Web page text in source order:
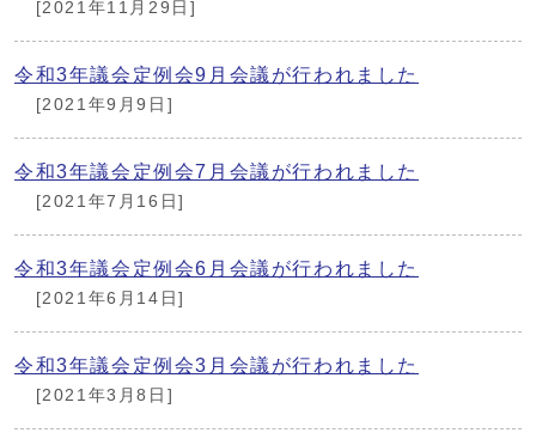
[2021年11月29日]
令和3年議会定例会9月会議が行われました
[2021年9月9日]
令和3年議会定例会7月会議が行われました
[2021年7月16日]
令和3年議会定例会6月会議が行われました
[2021年6月14日]
令和3年議会定例会3月会議が行われました
[2021年3月8日]